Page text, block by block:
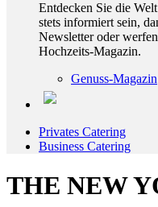
Entdecken Sie die
stets informiert sein,
Newsletter oder
Hochzeits-Magazin.
Genuss-Magazin
Privates Catering
Business Catering
THE NEW